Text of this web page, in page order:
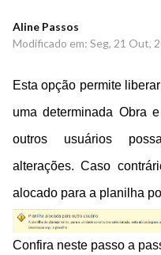
Aline Passos
Modificado em: Seg, 21 Out,
Esta opção permite
uma determinada Obra
outros usuários
alterações. Caso
alocado para a planilha
Confira neste passo a